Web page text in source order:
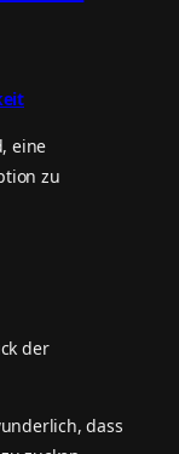
eine
zu
der
dass